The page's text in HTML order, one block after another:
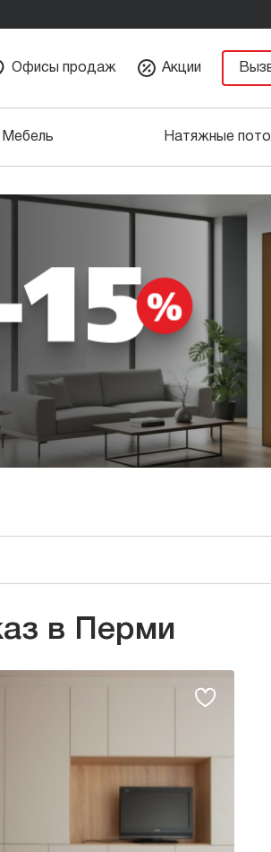
Офисы продаж Акции
Мебель Натяжные
в Перми